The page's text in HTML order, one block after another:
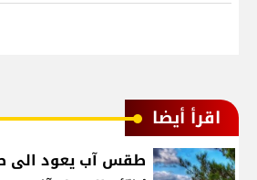
اقرأ أيضا
طقس آب يعود الى